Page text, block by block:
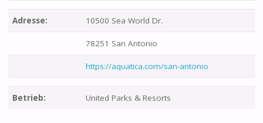
Adresse: 10500 Sea World Dr.
78251 San Antonio
https://aquatica.com/san-antonio
Betrieb: United Parks & Resorts